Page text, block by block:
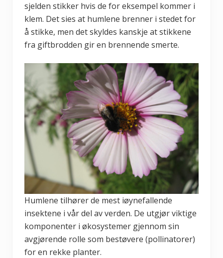
sjelden stikker hvis de for eksempel kommer i
klem. Det sies at humlene brenner i stedet for
å stikke, men det skyldes kanskje at stikkene
fra giftbrodden gir en brennende smerte.
Humlene tilhører de mest iøynefallende
insektene i vår del av verden. De utgjør viktige
komponenter i økosystemer gjennom sin
avgjørende rolle som bestøvere (pollinatorer)
for en rekke planter.